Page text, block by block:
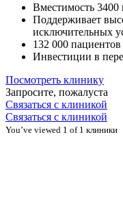
Вместимость 3400
Поддерживает
исключительных
132 000 пациентов
Инвестиции в
Посмотреть клинику
Запросите, пожалуста
Связаться с клиникой
Связаться с клиникой
You’ve viewed 1 of 1 клиники